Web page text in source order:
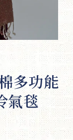
多功能
氣毯